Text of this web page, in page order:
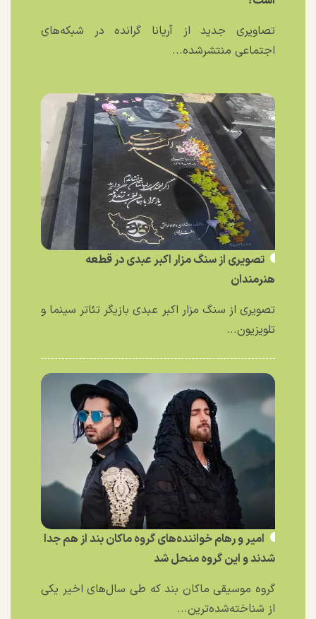
تصاویری جدید از آریانا گرانده در شبکه‌های
اجتماعی منتشرشده...
تصویری از سنگ مزار اکبر عبدی در قطعه
هنرمندان
تصویری از سنگ مزار اکبر عبدی بازیگر تئاتر سینما و
تلویزیون...
امیر و رهام خواننده‌های گروه ماکان بند از هم جدا
شدند و این گروه منحل شد
گروه موسیقی ماکان بند که طی سال‌های اخیر یکی
از شناخته‌شده‌ترین...